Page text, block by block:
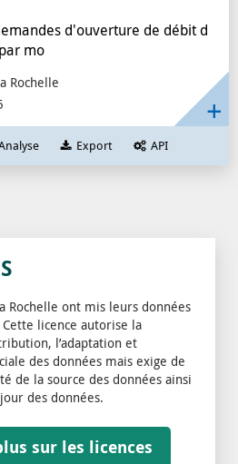
d'ouverture de débit d
mo
Rochelle
Export API
Rochelle ont mis leurs données
Cette licence autorise la
l’adaptation et
des données mais exige de
de la source des données ainsi
des données.
sur les licences